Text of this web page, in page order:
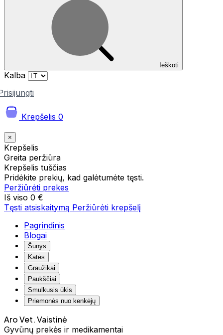
Ieškoti
Kalba
Krepšelis 0
×
Krepšelis
Greita peržiūra
Krepšelis tuščias
Pridėkite prekių, kad galėtumėte tęsti.
Peržiūrėti prekes
Iš viso 0 €
Tęsti atsiskaitymą Peržiūrėti krepšelį
Pagrindinis
Blogai
Šunys
Katės
Graužikai
Paukščiai
Smulkusis ūkis
Priemonės nuo kenkėjų
Aro Vet. Vaistinė
Gyvūnų prekės ir medikamentai